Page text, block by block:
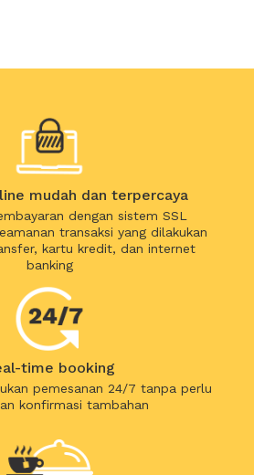
mudah dan terpercaya
dengan sistem SSL
transaksi yang dilakukan
kartu kredit, dan internet
banking
time booking
pemesanan 24/7 tanpa perlu
konfirmasi tambahan